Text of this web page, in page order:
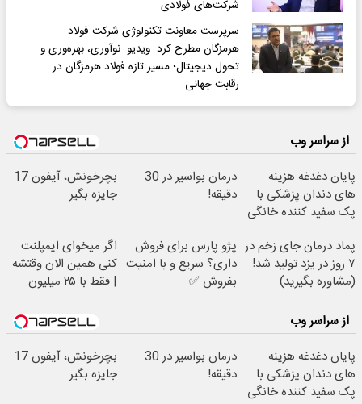
شرکت‌های فولادی
سرپرست معاونت تکنولوژی شرکت فولاد
هرمزگان مطرح کرد: ویدیو: نوآوری، بهره‌وری و
تحول دیجیتال؛ مسیر تازه فولاد هرمزگان در
رقابت جهانی
از سراسر وب
پایان دغدغه هزینه
های دندان پزشکی با
پک سفید کننده خانگی
درمان بواسیر در 30
دقیقه!
بچرخونش، آیفون 17
جایزه بگیر
پماد درمان جای زخم در
۷ روز در یزد تولید شد!
(مشاوره بگیرید)
پژو پارس برای فروش
داری؟ سریع و با امنیت
بفروش ✅
اگر میخوای ایمپلنت
کنی همین الان وقتشه
| فقط با ۲۵ میلیون
از سراسر وب
پایان دغدغه هزینه
های دندان پزشکی با
پک سفید کننده خانگی
درمان بواسیر در 30
دقیقه!
بچرخونش، آیفون 17
جایزه بگیر